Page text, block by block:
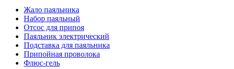
Жало паяльника
Набор паяльный
Отсос для припоя
Паяльник электрический
Подставка для паяльника
Припойная проволока
Флюс-гель